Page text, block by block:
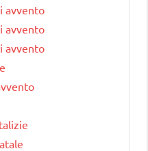
avvento
avvento
avvento